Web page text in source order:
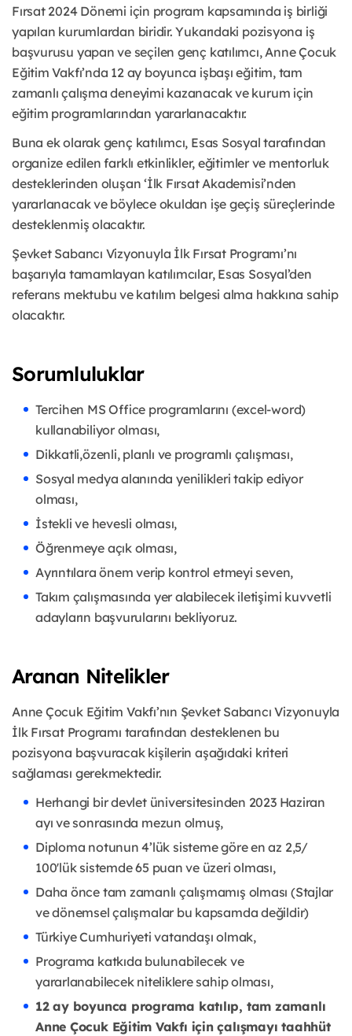
Fırsat 2024 Dönemi için program kapsamında iş birliği
yapılan kurumlardan biridir. Yukarıdaki pozisyona iş
başvurusu yapan ve seçilen genç katılımcı, Anne Çocuk
Eğitim Vakfı’nda 12 ay boyunca işbaşı eğitim, tam
zamanlı çalışma deneyimi kazanacak ve kurum için
eğitim programlarından yararlanacaktır.
Buna ek olarak genç katılımcı, Esas Sosyal tarafından
organize edilen farklı etkinlikler, eğitimler ve mentorluk
desteklerinden oluşan ‘İlk Fırsat Akademisi’nden
yararlanacak ve böylece okuldan işe geçiş süreçlerinde
desteklenmiş olacaktır.
Şevket Sabancı Vizyonuyla İlk Fırsat Programı’nı
başarıyla tamamlayan katılımcılar, Esas Sosyal’den
referans mektubu ve katılım belgesi alma hakkına sahip
olacaktır.
Sorumluluklar
Tercihen MS Office programlarını (excel-word)
kullanabiliyor olması,
Dikkatli,özenli, planlı ve programlı çalışması,
Sosyal medya alanında yenilikleri takip ediyor
olması,
İstekli ve hevesli olması,
Öğrenmeye açık olması,
Ayrıntılara önem verip kontrol etmeyi seven,
Takım çalışmasında yer alabilecek iletişimi kuvvetli
adayların başvurularını bekliyoruz.
Aranan Nitelikler
Anne Çocuk Eğitim Vakfı’nın Şevket Sabancı Vizyonuyla
İlk Fırsat Programı tarafından desteklenen bu
pozisyona başvuracak kişilerin aşağıdaki kriteri
sağlaması gerekmektedir.
Herhangi bir devlet üniversitesinden 2023 Haziran
ayı ve sonrasında mezun olmuş,
Diploma notunun 4’lük sisteme göre en az 2,5/
100'lük sistemde 65 puan ve üzeri olması,
Daha önce tam zamanlı çalışmamış olması (Stajlar
ve dönemsel çalışmalar bu kapsamda değildir)
Türkiye Cumhuriyeti vatandaşı olmak,
Programa katkıda bulunabilecek ve
yararlanabilecek niteliklere sahip olması,
12 ay boyunca programa katılıp, tam zamanlı
Anne Çocuk Eğitim Vakfı için çalışmayı taahhüt